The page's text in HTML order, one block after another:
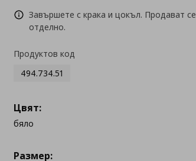
Завършете с крака и цокъл. Продават се
отделно.
Продуктов код
494.734.51
Цвят:
бяло
Размер: